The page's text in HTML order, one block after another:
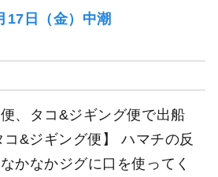
17日（金）中潮
、タコ&ジギング便で出船
コ&ジギング便】 ハマチの反
かなかジグに口を使ってく